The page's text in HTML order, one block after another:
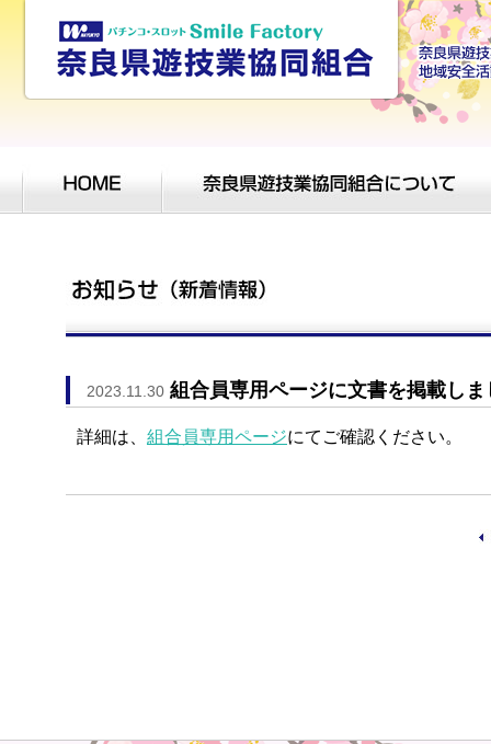
2023.11.30 組合員専用ページに文書を掲載しま
詳細は、 組合員専用ページにてご確認ください。